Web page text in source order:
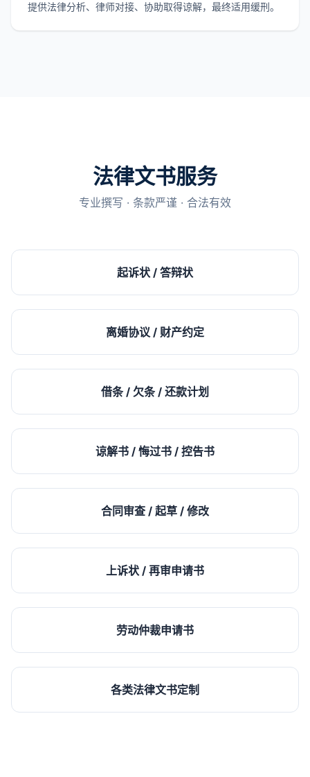
提供法律分析、律师对接、协助取得谅解，最终适用缓刑。
法律文书服务
专业撰写 · 条款严谨 · 合法有效
起诉状 / 答辩状
离婚协议 / 财产约定
借条 / 欠条 / 还款计划
谅解书 / 悔过书 / 控告书
合同审查 / 起草 / 修改
上诉状 / 再审申请书
劳动仲裁申请书
各类法律文书定制